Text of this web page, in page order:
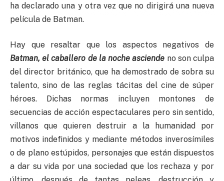
ha declarado una y otra vez que no dirigirá una nueva
película de Batman.
Hay que resaltar que los aspectos negativos de
Batman, el caballero de la noche asciende no son culpa
del director británico, que ha demostrado de sobra su
talento, sino de las reglas tácitas del cine de súper
héroes. Dichas normas incluyen montones de
secuencias de acción espectaculares pero sin sentido,
villanos que quieren destruir a la humanidad por
motivos indefinidos y mediante métodos inverosímiles
o de plano estúpidos, personajes que están dispuestos
a dar su vida por una sociedad que los rechaza y por